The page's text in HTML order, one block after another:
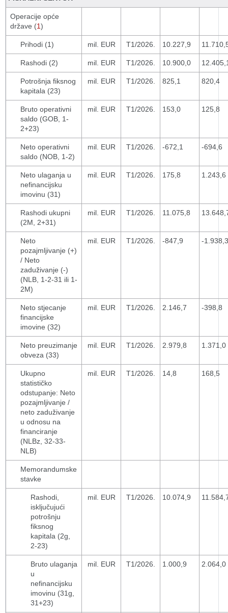
Operacije opće
države (1)
Prihodi (1) mil. EUR T1/2026. 10.227,9
Rashodi (2) mil. EUR T1/2026. 10.900,0
Potrošnja fiksnog
kapitala (23)
mil. EUR T1/2026. 825,1 820,4
Bruto operativni
saldo (GOB, 1-
2+23)
mil. EUR T1/2026. 153,0 125,8
Neto operativni
saldo (NOB, 1-2)
mil. EUR T1/2026. -672,1 -694,6
Neto ulaganja u
nefinancijsku
imovinu (31)
mil. EUR T1/2026. 175,8 1.243,6
Rashodi ukupni
(2M, 2+31)
mil. EUR T1/2026. 11.075,8
Neto
pozajmljivanje (+)
/ Neto
zaduživanje (-)
(NLB, 1-2-31 ili 1-
2M)
mil. EUR T1/2026. -847,9 -1.938,3
Neto stjecanje
financijske
imovine (32)
mil. EUR T1/2026. 2.146,7 -398,8
Neto preuzimanje
obveza (33)
mil. EUR T1/2026. 2.979,8 1.371,0
Ukupno
statističko
odstupanje: Neto
pozajmljivanje /
neto zaduživanje
u odnosu na
financiranje
(NLBz, 32-33-
NLB)
mil. EUR T1/2026. 14,8 168,5
Memorandumske
stavke
Rashodi,
isključujući
potrošnju
fiksnog
kapitala (2g,
2-23)
mil. EUR T1/2026. 10.074,9
Bruto ulaganja
u
nefinancijsku
imovinu (31g,
31+23)
mil. EUR T1/2026. 1.000,9 2.064,0